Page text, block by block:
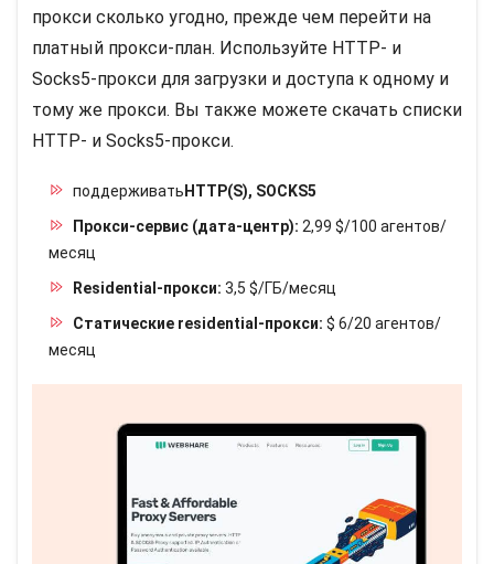
прокси сколько угодно, прежде чем перейти на
платный прокси-план. Используйте HTTP- и
Socks5-прокси для загрузки и доступа к одному и
тому же прокси. Вы также можете скачать списки
HTTP- и Socks5-прокси.
поддерживать HTTP(S), SOCKS5
Прокси-сервис (дата-центр): 2,99 $/100 агентов/
месяц
Residential-прокси: 3,5 $/ГБ/месяц
Статические residential-прокси: $ 6/20 агентов/
месяц